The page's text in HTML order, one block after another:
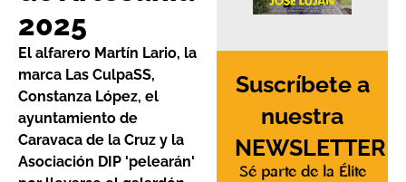
2025
El alfarero Martín Lario, la
marca Las CulpaSS,
Constanza López, el
ayuntamiento de
Caravaca de la Cruz y la
Asociación DIP 'pelearán'
Suscríbete a
nuestra
NEWSLETTER
Sé parte de la Élite